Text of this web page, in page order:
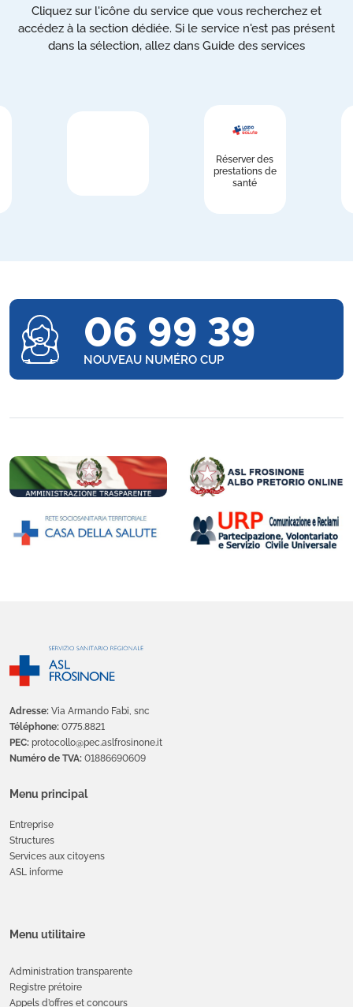
Cliquez sur l'icône du service que vous recherchez et
accédez à la section dédiée. Si le service n'est pas présent
dans la sélection, allez dans Guide des services
Réserver des
prestations de
santé
06 99 39
NOUVEAU NUMÉRO CUP
Adresse: Via Armando Fabi, snc
Téléphone: 0775.8821
PEC: protocollo@pec.aslfrosinone.it
Numéro de TVA: 01886690609
Menu principal
Entreprise
Structures
Services aux citoyens
ASL informe
Menu utilitaire
Administration transparente
Registre prétoire
Appels d’offres et concours